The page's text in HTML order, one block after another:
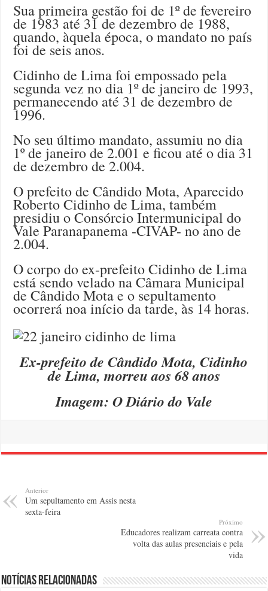
Sua primeira gestão foi de 1º de fevereiro
de 1983 até 31 de dezembro de 1988,
quando, àquela época, o mandato no país
foi de seis anos.
Cidinho de Lima foi empossado pela
segunda vez no dia 1º de janeiro de 1993,
permanecendo até 31 de dezembro de
1996.
No seu último mandato, assumiu no dia
1º de janeiro de 2.001 e ficou até o dia 31
de dezembro de 2.004.
O prefeito de Cândido Mota, Aparecido
Roberto Cidinho de Lima, também
presidiu o Consórcio Intermunicipal do
Vale Paranapanema -CIVAP- no ano de
2.004.
O corpo do ex-prefeito Cidinho de Lima
está sendo velado na Câmara Municipal
de Cândido Mota e o sepultamento
ocorrerá noa início da tarde, às 14 horas.
Ex-prefeito de Cândido Mota, Cidinho
de Lima, morreu aos 68 anos
Imagem: O Diário do Vale
Anterior
Um sepultamento em Assis nesta
sexta-feira
Próximo
Educadores realizam carreata contra
volta das aulas presenciais e pela
vida
Notícias relacionadas